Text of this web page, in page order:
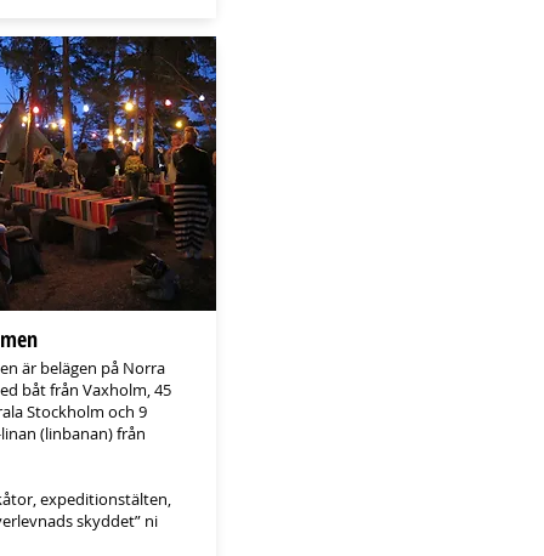
är belägen på Norra
båt från Vaxholm, 45
Stockholm och 9
(linbanan) från
expeditionstälten,
skyddet” ni